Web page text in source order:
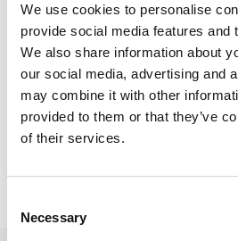
We use cookies to personalise
provide social media features and
We also share information about
our social media, advertising and
may combine it with other
provided to them or that they’ve
of their services.
Selection
Necessary